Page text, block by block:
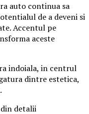
auto continua sa
de a deveni si
Accentul pe
aceste
indoiala, in centrul
dintre estetica,
detalii